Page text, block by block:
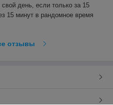
день, если только за 15
15 минут в рандомное время
отзывы